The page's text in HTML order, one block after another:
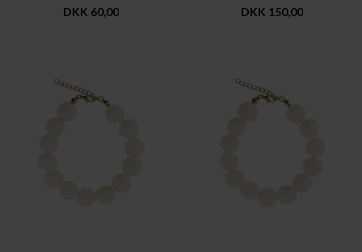
DKK 60,00 DKK 150,00